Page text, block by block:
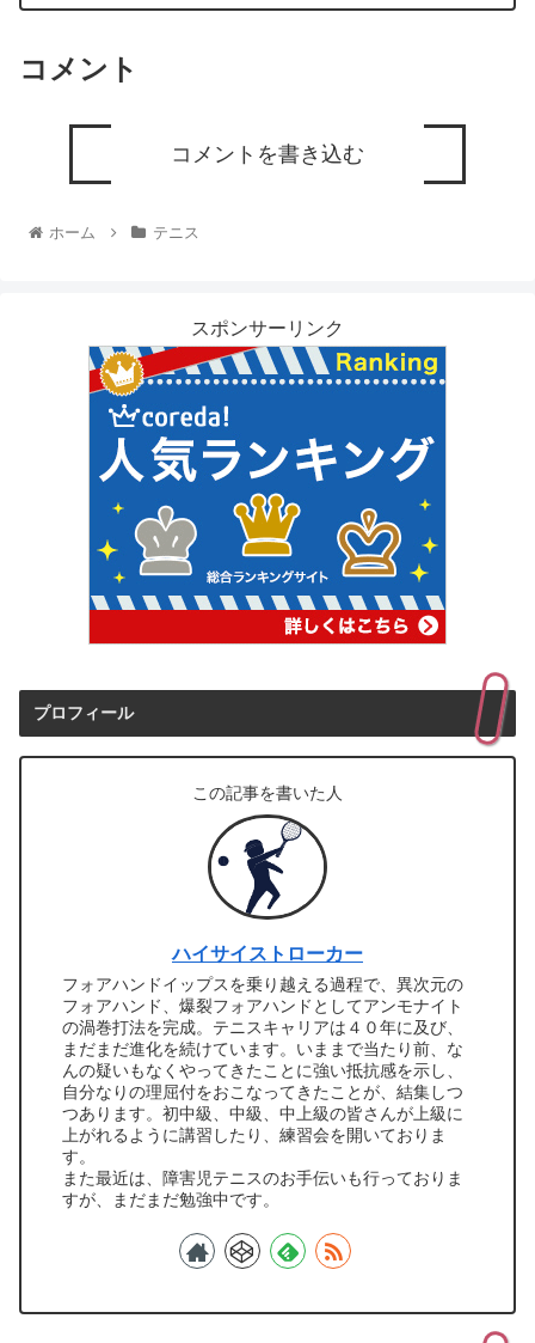
コメント
コメントを書き込む
ホーム テニス
スポンサーリンク
プロフィール
この記事を書いた人
ハイサイストローカー
フォアハンドイップスを乗り越える過程で、異次元の
フォアハンド、爆裂フォアハンドとしてアンモナイト
の渦巻打法を完成。テニスキャリアは４０年に及び、
まだまだ進化を続けています。いままで当たり前、な
んの疑いもなくやってきたことに強い抵抗感を示し、
自分なりの理屈付をおこなってきたことが、結集しつ
つあります。初中級、中級、中上級の皆さんが上級に
上がれるように講習したり、練習会を開いておりま
す。
また最近は、障害児テニスのお手伝いも行っておりま
すが、まだまだ勉強中です。